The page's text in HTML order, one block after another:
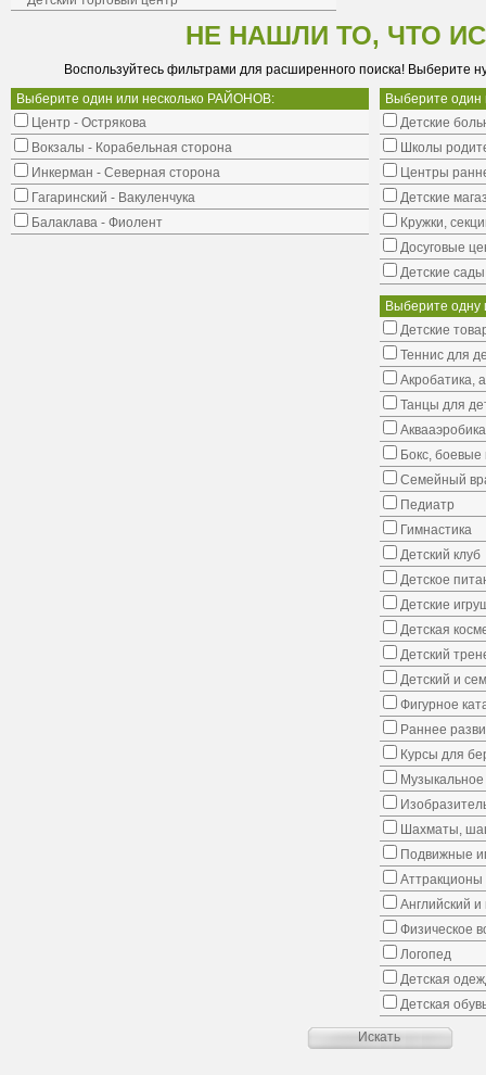
НЕ НАШЛИ ТО, ЧТО
Воспользуйтесь фильтрами для расширенного поиска! Выберите
Выберите один или несколько РАЙОНОВ:
Центр - Острякова
Вокзалы - Корабельная сторона
Инкерман - Северная сторона
Гагаринский - Вакуленчука
Балаклава - Фиолент
Выберите
Детские
Школы
Центры
Детские
Кружки,
Досуговые
Детские сады
Выберите одну
Детские
Теннис для
Акробатика,
Танцы для
Бокс, боевые
Семейный
Педиатр
Гимнастика
Детский клуб
Детское
Детские
Детская
Детский
Детский и
Фигурное
Раннее
Курсы для
Шахматы,
Подвижные
Аттракционы
Английский
Физическое
Логопед
Детская
Детская